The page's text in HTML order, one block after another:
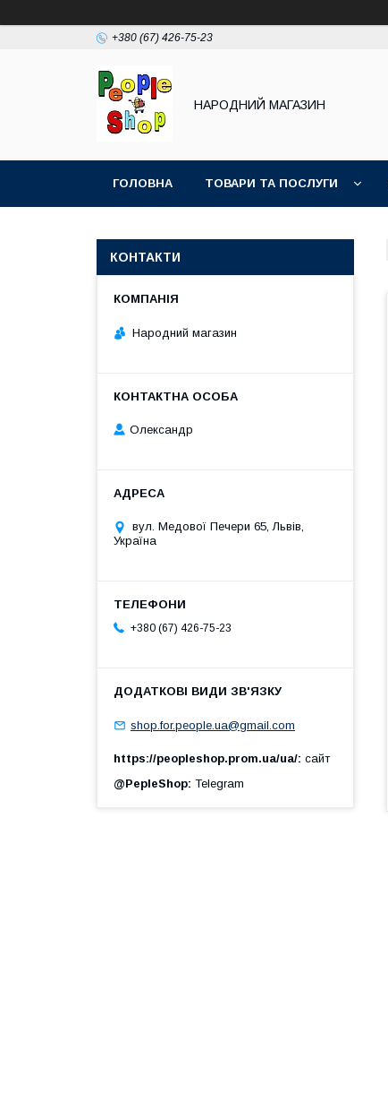
+380 (67) 426-75-23
НАРОДНИЙ МАГАЗИН
ГОЛОВНА ТОВАРИ ТА ПОСЛУГИ
КОНТАКТИ
Народний магазин
Олександр
вул. Медової Печери 65, Львів,
Україна
+380 (67) 426-75-23
shop.for.people.ua@gmail.com
https://peopleshop.prom.ua/ua/ сайт
@PepleShop Telegram